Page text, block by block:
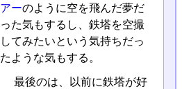
アーのように空を飛んだ夢だ
った気もするし、鉄塔を空撮
してみたいという気持ちだっ
たような気もする。
最後のは、以前に鉄塔が好